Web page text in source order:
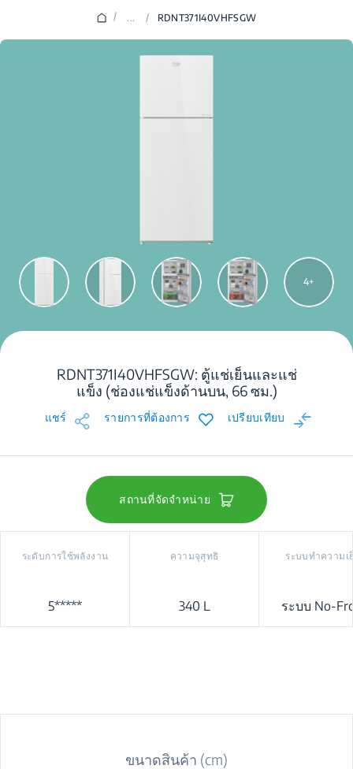
/ ... / RDNT371I40VHFSGW
4
RDNT371I40VHFSGW: ตู้แช่เย็นและแช่
แข็ง (ช่องแช่แข็งด้านบน, 66 ซม.)
แชร์ รายการที่ต้องการ เปรียบเทียบ
สถานที่จัดจำหน่าย
ระดับการใช้พลังงาน
5*****
ความจุสุทธิ
340 L
ระบบทำความเ
ระบบ No-
ขนาดสินค้า (cm)